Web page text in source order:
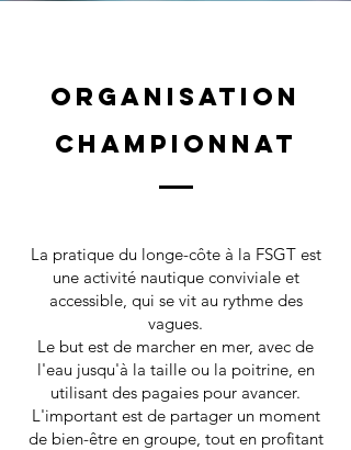
Organisation
championnat
La pratique du longe-côte à la FSGT est
une activité nautique conviviale et
accessible, qui se vit au rythme des
vagues.
Le but est de marcher en mer, avec de
l'eau jusqu'à la taille ou la poitrine, en
utilisant des pagaies pour avancer.
L'important est de partager un moment
de bien-être en groupe, tout en profitant